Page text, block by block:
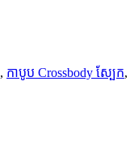
, កាបូប Crossbody ស្បែក,